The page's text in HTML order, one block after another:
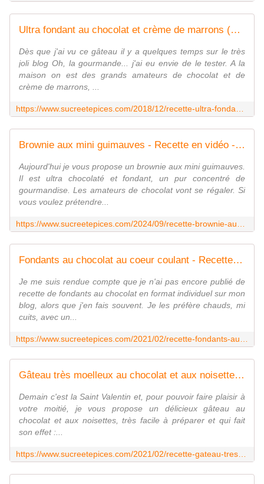
Ultra fondant au chocolat et crème de marrons (sans gluten) - www.sucreetepices.com
Dès que j'ai vu ce gâteau il y a quelques temps sur le très
joli blog Oh, la gourmande... j'ai eu envie de le tester. A la
maison on est des grands amateurs de chocolat et de
crème de marrons, ...
Brownie aux mini guimauves - Recette en vidéo - www.sucreetepices.com
Aujourd'hui je vous propose un brownie aux mini guimauves.
Il est ultra chocolaté et fondant, un pur concentré de
gourmandise. Les amateurs de chocolat vont se régaler. Si
vous voulez prétendre...
Fondants au chocolat au coeur coulant - Recette facile - www.sucreetepices.com
Je me suis rendue compte que je n'ai pas encore publié de
recette de fondants au chocolat en format individuel sur mon
blog, alors que j'en fais souvent. Je les préfère chauds, mi
cuits, avec un...
Gâteau très moelleux au chocolat et aux noisettes avec glaçage - www.sucreetepices.com
Demain c'est la Saint Valentin et, pour pouvoir faire plaisir à
votre moitié, je vous propose un délicieux gâteau au
chocolat et aux noisettes, très facile à préparer et qui fait
son effet :...